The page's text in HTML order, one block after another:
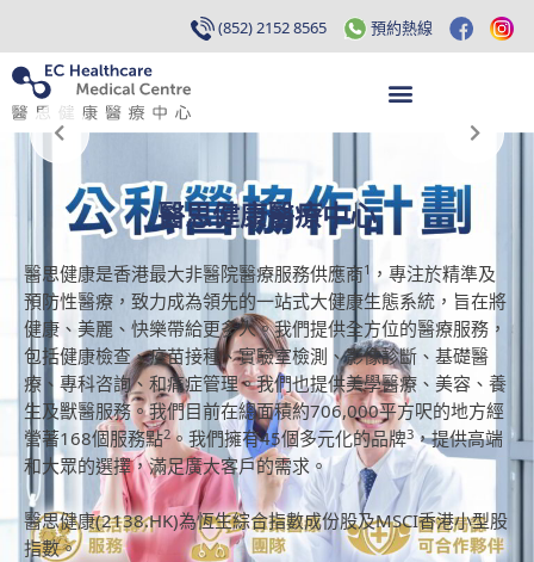
(852) 2152 8565 預約熱線
醫思健康醫療中心
醫思健康是香港最大非醫院醫療服務供應商1 ，專注於精準及
預防性醫療，致力成為領先的一站式大健康生態系統，旨在將
健康、美麗、快樂帶給更多人。我們提供全方位的醫療服務，
包括健康檢查、疫苗接種、實驗室檢測、影像診斷、基礎醫
療、專科咨詢、和痛症管理。我們也提供美學醫療、美容、養
生及獸醫服務。我們目前在總面積約706,000平方呎的地方經
營著168個服務點2。我們擁有45個多元化的品牌3，提供高端
和大眾的選擇，滿足廣大客戶的需求。
醫思健康(2138.HK)為恆生綜合指數成份股及MSCI香港小型股
指數。